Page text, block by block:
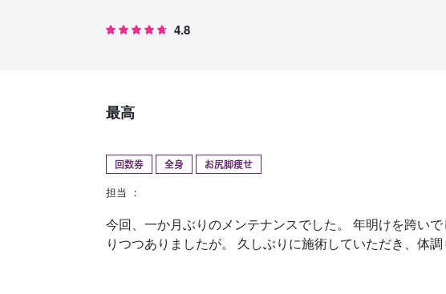
予約確認
4.8
最高
回数券 全身 お尻脚痩せ
担当 ：
今回、一か月ぶりのメンテナンスでした。 年明けを跨い
りつつありましたが。 久しぶりに施術していただき、体